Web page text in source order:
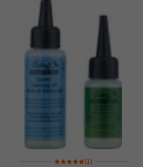
Note moyenne : 5 sur 5
(1)